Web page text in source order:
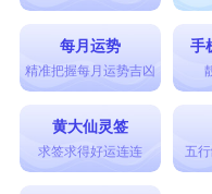
3、欧尼蒋、墓中
不闹、你的南仁、姜
4、贫道从来不吃
心果、火葬场里一
蛋、于泥啵啵茶。
每月运势
精准把握每月运势吉凶
手
黄大仙灵签
求签求得好运连连 五